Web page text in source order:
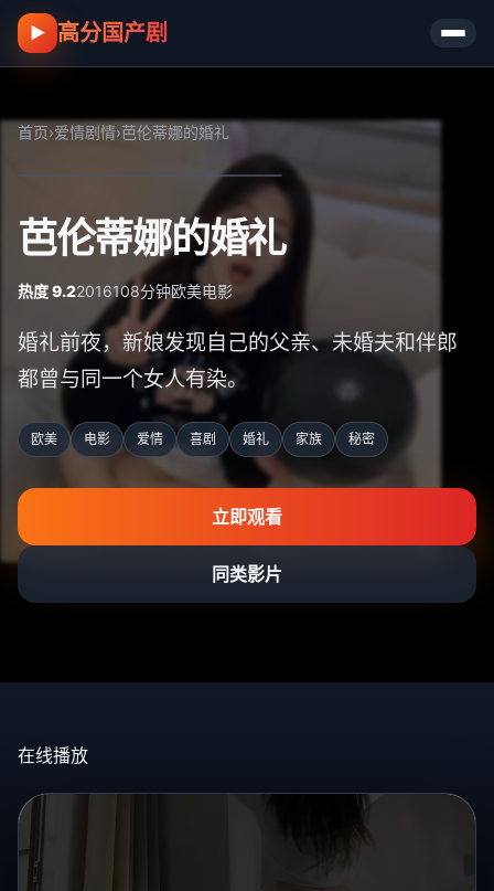
▶ 高分国产剧
首页›爱情剧情›芭伦蒂娜的婚礼
芭伦蒂娜的婚礼
热度 9.22016108分钟欧美电影
婚礼前夜，新娘发现自己的父亲、未婚夫和伴郎
都曾与同一个女人有染。
欧美 电影 爱情 喜剧 婚礼 家族 秘密
立即观看
同类影片
在线播放